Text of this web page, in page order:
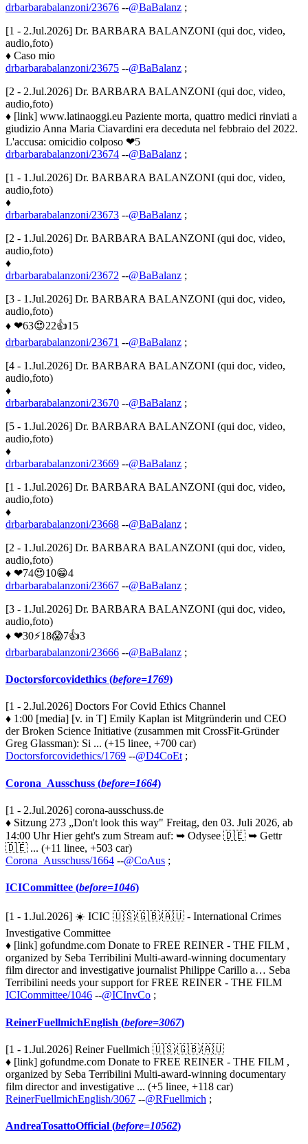
drbarbarabalanzoni/23676 --@BaBalanz ;
[1 - 2.Jul.2026] Dr. BARBARA BALANZONI (qui doc, video,
audio,foto)
♦ Caso mio
drbarbarabalanzoni/23675 --@BaBalanz ;
[2 - 2.Jul.2026] Dr. BARBARA BALANZONI (qui doc, video,
audio,foto)
♦ [link] www.latinaoggi.eu Paziente morta, quattro medici rinviati a
giudizio Anna Maria Ciavardini era deceduta nel febbraio del 2022.
L'accusa: omicidio colposo ❤5
drbarbarabalanzoni/23674 --@BaBalanz ;
[1 - 1.Jul.2026] Dr. BARBARA BALANZONI (qui doc, video,
audio,foto)
♦
drbarbarabalanzoni/23673 --@BaBalanz ;
[2 - 1.Jul.2026] Dr. BARBARA BALANZONI (qui doc, video,
audio,foto)
♦
drbarbarabalanzoni/23672 --@BaBalanz ;
[3 - 1.Jul.2026] Dr. BARBARA BALANZONI (qui doc, video,
audio,foto)
♦ ❤63😍22👍15
drbarbarabalanzoni/23671 --@BaBalanz ;
[4 - 1.Jul.2026] Dr. BARBARA BALANZONI (qui doc, video,
audio,foto)
♦
drbarbarabalanzoni/23670 --@BaBalanz ;
[5 - 1.Jul.2026] Dr. BARBARA BALANZONI (qui doc, video,
audio,foto)
♦
drbarbarabalanzoni/23669 --@BaBalanz ;
[1 - 1.Jul.2026] Dr. BARBARA BALANZONI (qui doc, video,
audio,foto)
♦
drbarbarabalanzoni/23668 --@BaBalanz ;
[2 - 1.Jul.2026] Dr. BARBARA BALANZONI (qui doc, video,
audio,foto)
♦ ❤74😍10😁4
drbarbarabalanzoni/23667 --@BaBalanz ;
[3 - 1.Jul.2026] Dr. BARBARA BALANZONI (qui doc, video,
audio,foto)
♦ ❤30⚡18😱7👍3
drbarbarabalanzoni/23666 --@BaBalanz ;
Doctorsforcovidethics (before=1769)
[1 - 2.Jul.2026] Doctors For Covid Ethics Channel
♦ 1:00 [media] [v. in T] Emily Kaplan ist Mitgründerin und CEO
der Broken Science Initiative (zusammen mit CrossFit-Gründer
Greg Glassman): Si ... (+15 linee, +700 car)
Doctorsforcovidethics/1769 --@D4CoEt ;
Corona_Ausschuss (before=1664)
[1 - 2.Jul.2026] corona-ausschuss.de
♦ Sitzung 273 „Don't look this way" Freitag, den 03. Juli 2026, ab
14:00 Uhr Hier geht's zum Stream auf: ➥ Odysee 🇩🇪 ➥ Gettr
🇩🇪 ... (+11 linee, +503 car)
Corona_Ausschuss/1664 --@CoAus ;
ICICommittee (before=1046)
[1 - 1.Jul.2026] ☀️ ICIC 🇺🇸/🇬🇧/🇦🇺 - International Crimes
Investigative Committee
♦ [link] gofundme.com Donate to FREE REINER - THE FILM ,
organized by Seba Terribilini Multi-award-winning documentary
film director and investigative journalist Philippe Carillo a… Seba
Terribilini needs your support for FREE REINER - THE FILM
ICICommittee/1046 --@ICInvCo ;
ReinerFuellmichEnglish (before=3067)
[1 - 1.Jul.2026] Reiner Fuellmich 🇺🇸/🇬🇧/🇦🇺
♦ [link] gofundme.com Donate to FREE REINER - THE FILM ,
organized by Seba Terribilini Multi-award-winning documentary
film director and investigative ... (+5 linee, +118 car)
ReinerFuellmichEnglish/3067 --@RFuellmich ;
AndreaTosattoOfficial (before=10562)